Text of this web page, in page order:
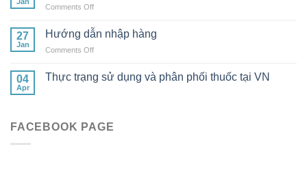
Comments Offon
dẫn
hàng
27
Jan
Hướng dẫn nhập hàng
Comments Offon
nhập
04
Apr
Thực trạng sử dụng và phân phối thuốc tại VN
FACEBOOK PAGE